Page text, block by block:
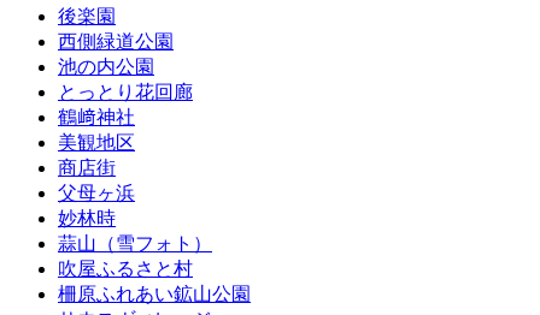
後楽園
西側緑道公園
池の内公園
とっとり花回廊
鶴﨑神社
美観地区
商店街
父母ヶ浜
妙林時
蒜山（雪フォト）
吹屋ふるさと村
柵原ふれあい鉱山公園